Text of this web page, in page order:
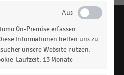
Statistikportal zum Handel,
Retail Institute -www.ehi.org
On-Premise erfassen
Informationen helfen uns zu
unsere Website nutzen.
Laufzeit: 13 Monate